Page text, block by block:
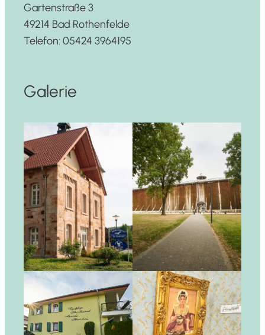
Gartenstraße 3
49214 Bad Rothenfelde
Telefon: 05424 3964195
Galerie